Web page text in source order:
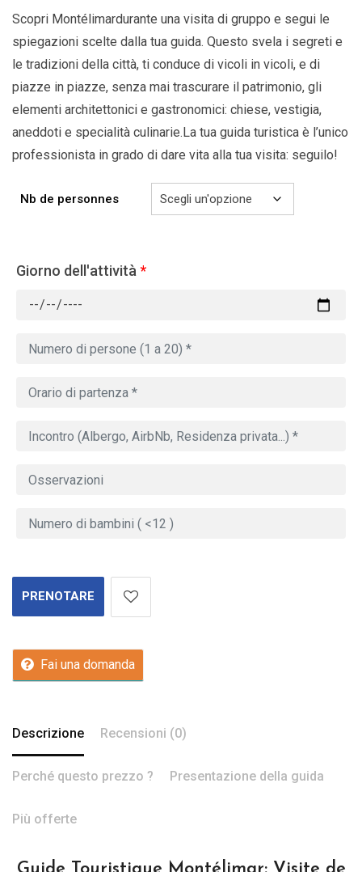
Scopri Montélimardurante una visita di gruppo e segui le
spiegazioni scelte dalla tua guida. Questo svela i segreti e
le tradizioni della città, ti conduce di vicoli in vicoli, e di
piazze in piazze, senza mai trascurare il patrimonio, gli
elementi architettonici e gastronomici: chiese, vestigia,
aneddoti e specialità culinarie.La tua guida turistica è l’unico
professionista in grado di dare vita alla tua visita: seguilo!
Nb de personnes
Giorno dell'attività*
PRENOTARE
Fai una domanda
Descrizione Recensioni (0)
Perché questo prezzo ? Presentazione della guida
Più offerte